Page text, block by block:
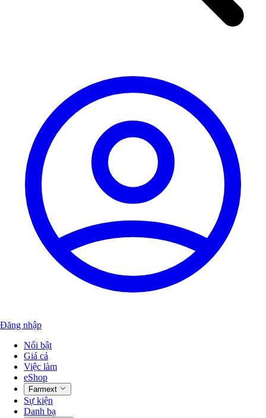
Đăng nhập
Nổi bật
Giá cả
Việc làm
eShop
Farmext
Sự kiện
Danh bạ